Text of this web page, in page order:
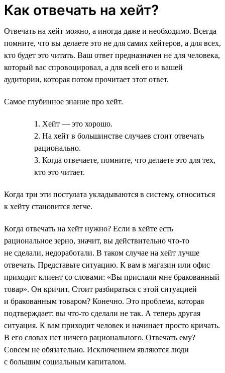
Как отвечать на хейт?
Отвечать на хейт можно, а иногда даже и необходимо. Всегда
помните, что вы делаете это не для самих хейтеров, а для всех,
кто будет это читать. Ваш ответ предназначен не для человека,
который вас спровоцировал, а для всей его и вашей
аудитории, которая потом прочитает этот ответ.
Самое глубинное знание про хейт.
1. Хейт — это хорошо.
2. На хейт в большинстве случаев стоит отвечать
рационально.
3. Когда отвечаете, помните, что делаете это для тех,
кто это читает.
Когда три эти постулата укладываются в систему, относиться
к хейту становится легче.
Когда отвечать на хейт нужно? Если в хейте есть
рациональное зерно, значит, вы действительно что-то
не сделали, недоработали. В таком случае на хейт лучше
отвечать. Представьте ситуацию. К вам в магазин или офис
приходит клиент со словами: «Вы прислали мне бракованный
товар». Он кричит. Стоит разбираться с этой ситуацией
и бракованным товаром? Конечно. Это проблема, которая
подтверждает: вы что-то сделали не так. А теперь другая
ситуация. К вам приходит человек и начинает просто кричать.
В его словах нет ничего рационального. Отвечать ему?
Совсем не обязательно. Исключением являются люди
с большим социальным капиталом.